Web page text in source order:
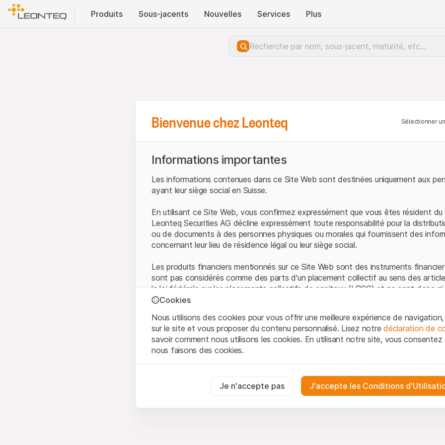
Produits Sous-jacents Nouvelles Services Plus
Bienvenue chez Leonteq Sélectionner
Informations importantes
Les informations contenues dans ce Site Web sont destinées uniquement aux
ayant leur siège social en Suisse.
En utilisant ce Site Web, vous confirmez expressément que vous êtes résident
Leonteq Securities AG décline expressément toute responsabilité pour la
ou de documents à des personnes physiques ou morales qui fournissent des
concernant leur lieu de résidence légal ou leur siège social.
Les produits financiers mentionnés sur ce Site Web sont des instruments
sont pas considérés comme des parts d'un placement collectif au sens des
la loi fédérale sur les placements collectifs de capitaux (LPCC) et ne sont donc ni
l'Autorité fédérale de surveillance des marchés financiers (FINMA) ni enregistrés
Conditions d'utilisation et informations juridiques
En utilisant le Site Web de Leonteq Securities AG (ci-après "Site Web"), vous
avez compris et que vous acceptez les informations juridiques, les notes
Tous les droits de propriété intellectuelle (par exemple, les droits d'auteur, de
Cookies
Nous utilisons des cookies pour vous offrir une meilleure expérience de
sur le site et vous proposer du contenu personnalisé. Lisez notredéclaration de
savoir comment nous utilisons les cookies. En utilisant notre site, vous consentez
nous faisons des cookies.
Ces cookies sont nécessaires au bon fonctionnement du site Internet et ne peuvent pas
Je n'accepte pas J'accepte les Conditions